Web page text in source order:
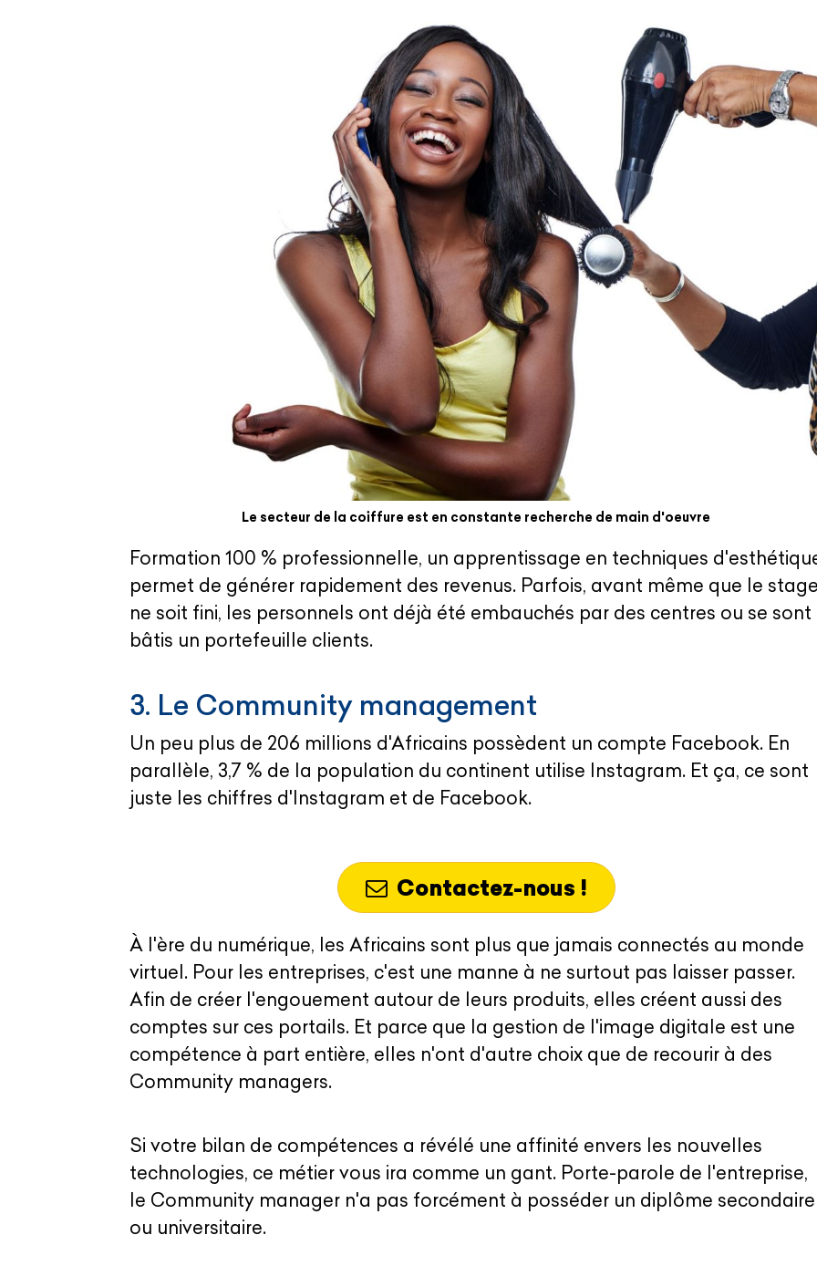
Le secteur de la coiffure est en constante recherche de main d'oeuvre
Formation 100 % professionnelle, un apprentissage en techniques
permet de générer rapidement des revenus. Parfois, avant même que le
ne soit fini, les personnels ont déjà été embauchés par des centres ou se sont
bâtis un portefeuille clients.
3. Le Community management
Un peu plus de 206 millions d'Africains possèdent un compte Facebook. En
parallèle, 3,7 % de la population du continent utilise Instagram. Et ça, ce sont
juste les chiffres d'Instagram et de Facebook.
Contactez-nous !
À l'ère du numérique, les Africains sont plus que jamais connectés au monde
virtuel. Pour les entreprises, c'est une manne à ne surtout pas laisser passer.
Afin de créer l'engouement autour de leurs produits, elles créent aussi des
comptes sur ces portails. Et parce que la gestion de l'image digitale est une
compétence à part entière, elles n'ont d'autre choix que de recourir à des
Community managers.
Si votre bilan de compétences a révélé une affinité envers les nouvelles
technologies, ce métier vous ira comme un gant. Porte-parole de l'entreprise,
le Community manager n'a pas forcément à posséder un diplôme secondaire
ou universitaire.